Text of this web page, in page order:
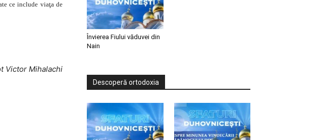
ce include viaţa de
Victor Mihalachi
Învierea Fiului văduvei din
Nain
Descoperă ortodoxia